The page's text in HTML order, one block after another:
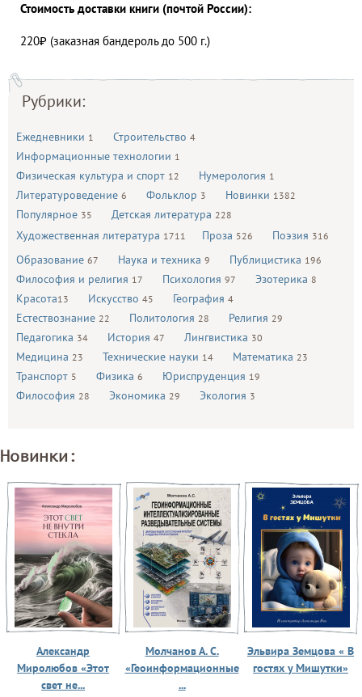
Рубрики:
Ежедневники 1 Строительство 4
Информационные технологии 1
Физическая культура и спорт 12 Нумерология 1
Литературоведение 6 Фольклор 3 Новинки 1382
Популярное 35 Детская литература 228
Художественная литература 1711 Проза 526 Поэзия 316
Образование 67 Наука и техника 9 Публицистика 196
Философия и религия 17 Психология 97 Эзотерика 8
Красота13 Искусство 45 География 4
Естествознание 22 Политология 28 Религия 29
Педагогика 34 История 47 Лингвистика 30
Медицина 23 Технические науки 14 Математика 23
Транспорт 5 Физика 6 Юриспруденция 19
Философия 28 Экономика 29 Экология 3
Стоимость доставки книги (почтой России):
220₽ (заказная бандероль до 500 г.)
Новинки:
Александр
Миролюбов «Этот
свет не...
Молчанов А. С.
«Геоинформационные
...
Эльвира Земцова « В
гостях у Мишутки»